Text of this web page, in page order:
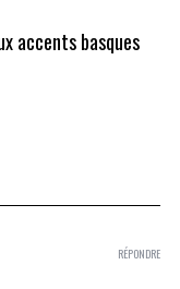
accents basques
RÉPONDRE